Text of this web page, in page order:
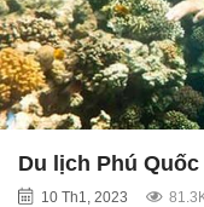
Du lịch Phú
10 Th1, 2023